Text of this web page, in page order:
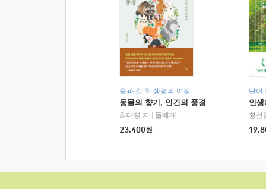
숲과 길 위 생명의 여정
동물의 향기, 인간의 풍경
최태영 저
돌베개
23,400원
단어
인
황선